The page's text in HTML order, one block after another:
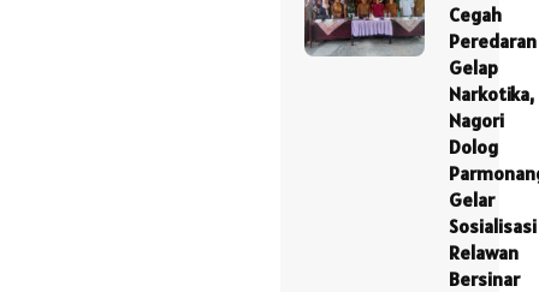
Cegah
Peredaran
Gelap
Narkotika,
Nagori
Dolog
Gelar
Sosialisasi
Relawan
Bersinar